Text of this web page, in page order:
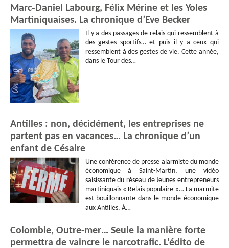
Marc‑Daniel Labourg, Félix Mérine et les Yoles
Martiniquaises. La chronique d’Eve Becker
Il y a des passages de relais qui ressemblent à
des gestes sportifs… et puis il y a ceux qui
ressemblent à des gestes de vie. Cette année,
dans le Tour des…
Antilles : non, décidément, les entreprises ne
partent pas en vacances… La chronique d’un
enfant de Césaire
Une conférence de presse alarmiste du monde
économique à Saint-Martin, une vidéo
saisissante du réseau de Jeunes entrepreneurs
martiniquais « Relais populaire »… La marmite
est bouillonnante dans le monde économique
aux Antilles. À…
Colombie, Outre-mer… Seule la manière forte
permettra de vaincre le narcotrafic. L’édito de